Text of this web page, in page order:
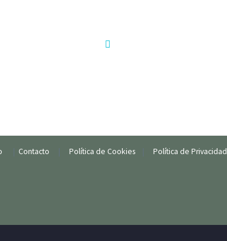
| Contacto | Política de Cookies | Política de Privacidad